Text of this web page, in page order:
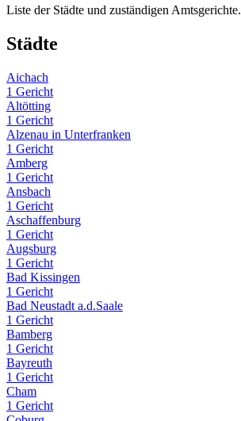
Liste der Städte und zuständigen Amtsgerichte.
Städte
Aichach
1 Gericht
Altötting
1 Gericht
Alzenau in Unterfranken
1 Gericht
Amberg
1 Gericht
Ansbach
1 Gericht
Aschaffenburg
1 Gericht
Augsburg
1 Gericht
Bad Kissingen
1 Gericht
Bad Neustadt a.d.Saale
1 Gericht
Bamberg
1 Gericht
Bayreuth
1 Gericht
Cham
1 Gericht